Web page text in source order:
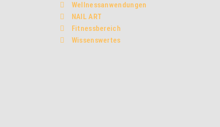
Wellnessanwendungen
NAIL ART
Fitnessbereich
Wissenswertes